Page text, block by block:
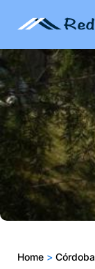
Home > Córdoba